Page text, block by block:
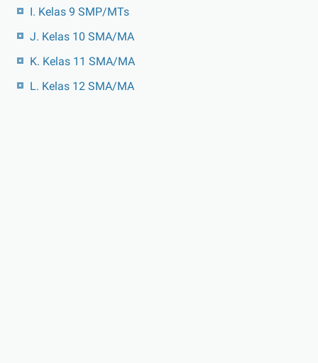
I. Kelas 9 SMP/MTs
J. Kelas 10 SMA/MA
K. Kelas 11 SMA/MA
L. Kelas 12 SMA/MA